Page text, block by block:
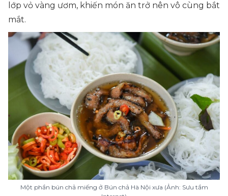
lớp vỏ vàng ươm, khiến món ăn trở nên vô cùng bắt
mắt.
Một phần bún chả miếng ở Bún chả Hà Nội xưa (Ảnh: Sưu tầm